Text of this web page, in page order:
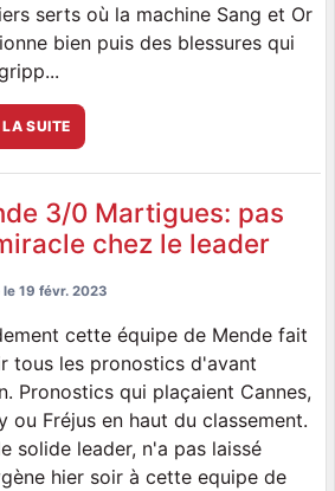
serts où la machine Sang et Or
bien puis des blessures qui
LA SUITE
3/0 Martigues: pas
chez le leader
le 19 févr. 2023
cette équipe de Mende fait
tous les pronostics d'avant
Pronostics qui plaçaient Cannes,
ou Fréjus en haut du classement.
solide leader, n'a pas laissé
hier soir à cette equipe de